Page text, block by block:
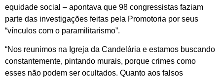
equidade social – apontava que 98 congressistas faziam
parte das investigações feitas pela Promotoria por seus
“vínculos com o paramilitarismo”.
“Nos reunimos na Igreja da Candelária e estamos buscando
constantemente, pintando murais, porque crimes como
esses não podem ser ocultados. Quanto aos falsos